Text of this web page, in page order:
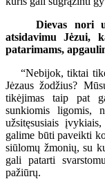
Dievas nori
atsidavimu Jėzui,
patarimams,
“Nebijok, tiktai
Jėzaus žodžius?
tikėjimas taip pat
sunkiomis ligomis,
užsitęsusiais
galime būti paveikti
siūlomų žmonių, su
gali patarti
pažiūrų.